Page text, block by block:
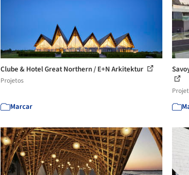
Clube & Hotel Great Northern / E+N Arkitektur
Projetos
Marcar